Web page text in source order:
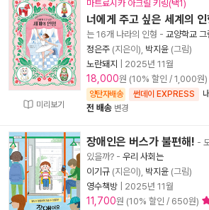
미리보기
마트료시카 아크릴 키링(택1)
너에게 주고 싶은 세계의 인
는 16개 나라의 인형 - 교양학교 그
정은주 (지은이), 박지윤 (그림)
노란돼지
2025년 11월
18,000원 (10% 할인 / 1,000원)
양탄자배송 썬데이 EXPRESS
전 배송 변경
장애인은 버스가 불편해! -
있을까? - 우리 사회는
이기규 (지은이), 박지윤 (그림)
영수책방
2025년 11월
11,700원 (10% 할인 / 650원)